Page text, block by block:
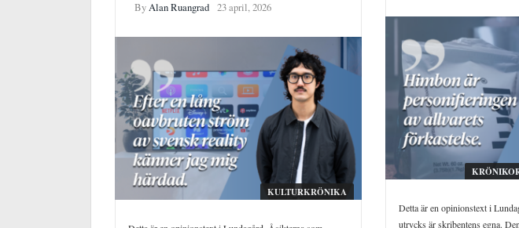
ByAlan Ruangrad 23 april, 2026
KULTURKRÖNIKA
Detta är en opinionstext i
utrycks är skribentens egna.